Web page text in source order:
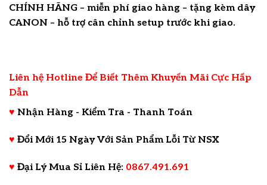
CHÍNH HÃNG – miễn phí giao hàng – tặng kèm dây
CANON – hỗ trợ cân chỉnh setup trước khi giao.
Liên hệ Hotline Để Biết Thêm Khuyến Mãi Cực Hấp
Dẫn
♥ Nhận Hàng - Kiểm Tra - Thanh Toán
♥ Đổi Mới 15 Ngày Với Sản Phẩm Lỗi Từ NSX
♥ Đại Lý Mua Sỉ Liên Hệ: 0867.491.691